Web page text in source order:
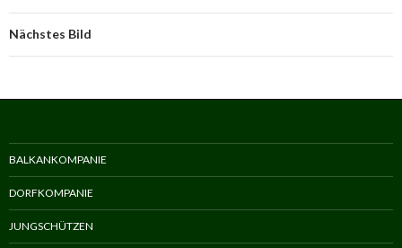
Nächstes Bild
BALKANKOMPANIE
DORFKOMPANIE
JUNGSCHÜTZEN